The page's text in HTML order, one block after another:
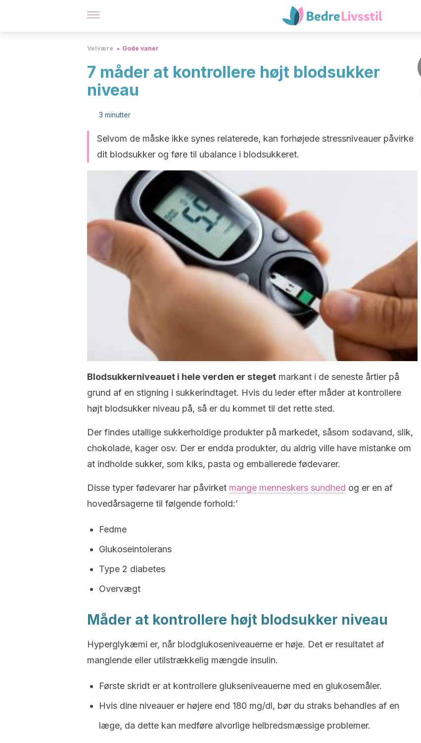
Velvære Gode vaner
7 måder at kontrollere højt blodsukker
niveau
3 minutter
Selvom de måske ikke synes relaterede, kan forhøjede stressniveauer påvirke
dit blodsukker og føre til ubalance i blodsukkeret.
Blodsukkerniveauet i hele verden er steget markant i de seneste årtier på
grund af en stigning i sukkerindtaget. Hvis du leder efter måder at kontrollere
højt blodsukker niveau på, så er du kommet til det rette sted.
Der findes utallige sukkerholdige produkter på markedet, såsom sodavand, slik,
chokolade, kager osv. Der er endda produkter, du aldrig ville have mistanke om
at indholde sukker, som kiks, pasta og emballerede fødevarer.
Disse typer fødevarer har påvirket mange menneskers sundhed og er en af
hovedårsagerne til følgende forhold:’
Fedme
Glukoseintolerans
Type 2 diabetes
Overvægt
Måder at kontrollere højt blodsukker niveau
Hyperglykæmi er, når blodglukoseniveauerne er høje. Det er resultatet af
manglende eller utilstrækkelig mængde insulin.
Første skridt er at kontrollere glukseniveauerne med en glukosemåler.
Hvis dine niveauer er højere end 180 mg/dl, bør du straks behandles af en
læge, da dette kan medføre alvorlige helbredsmæssige problemer.